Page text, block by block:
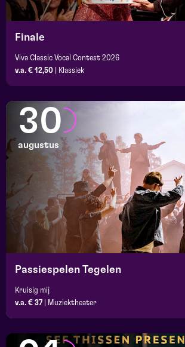
Finale
Viva Classic Vocal Contest 2026
v.a. € 12,50
Klassiek
30
augustus
Passiespelen Tegelen
Kruisig mij
v.a. € 37
Muziektheater